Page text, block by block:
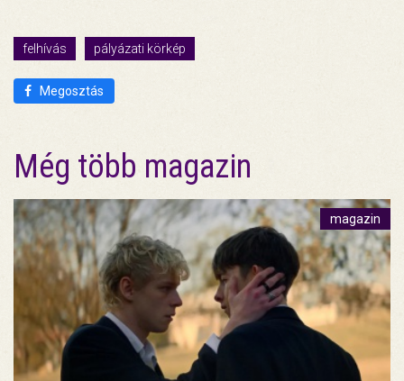
felhívás pályázati körkép
Megosztás
Még több magazin
magazin